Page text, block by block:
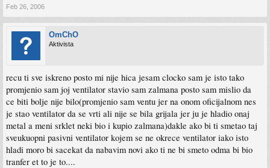
Feb 26, 2006
OmChO
Aktivista
recu ti sve iskreno posto mi nije hica jesam clocko sam je isto tako
promjenio sam joj ventilator stavio sam zalmana posto sam mislio da
ce biti bolje nije bilo(promjenio sam ventu jer na onom oficijalnom nes
je stao ventilator da se vrti ali nije se bila grijala jer ju je hladio onaj
metal a meni srklet neki bio i kupio zalmana)dakle ako bi ti smetao taj
sveukuopni pasivni ventilator kojem se ne okrece ventilator iako isto
hladi moro bi sacekat da nabavim novi ako ti ne bi smeto odma bi bio
tranfer et to je to....